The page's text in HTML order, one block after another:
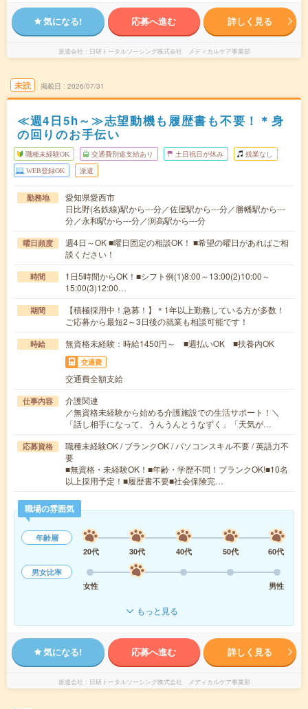
気になる! 応募へ進む 詳しく見る
派遣会社 日研トータルソーシング株式会社 メディカルケア事業部
未読 掲載日 2026/07/31
≪週4日5h～≫志望動機も履歴書も不要！＊身
の回りのお手伝い
職種未経験OK 交通費別途支給あり 土日祝日が休み 残業なし
WEB登録OK 派遣
勤務地
愛知県愛西市
日比野(名鉄線)駅から---分／佐屋駅から---分／勝幡駅から---
分／永和駅から---分／渕高駅から---分
曜日頻度
週4日～OK ■曜日固定の相談OK！ ■希望の曜日があればご相
談ください！
時間
1日5時間からOK！■シフト例(1)8:00～13:00(2)10:00～
15:00(3)12:00…
期間
【積極採用中！急募！】＊1年以上勤務している方が多数！
ご応募から最短2～3日後の就業も相談可能です！
時給 無資格未経験：時給1450円～ ■週払いOK ■扶養内OK
交通費
交通費全額支給
仕事内容
介護関連
／無資格未経験から始める介護施設での生活サポート！＼
「話し相手になって、うんうんとうなずく」「天気が…
応募資格
職種未経験OK / ブランクOK / パソコンスキル不要 / 英語力不
要
■無資格・未経験OK！■年齢・学歴不問！ブランクOK!■10名
以上採用予定！■履歴書不要■社会保険完…
職場の雰囲気
年齢層
20代
30代 40代 50代
60代
男女比率
女性
男性
もっと見る
気になる! 応募へ進む 詳しく見る
派遣会社 日研トータルソーシング株式会社 メディカルケア事業部